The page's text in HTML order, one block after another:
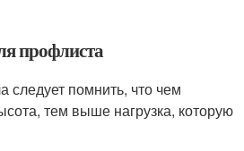
профлиста
помнить, что чем
тем выше нагрузка, которую